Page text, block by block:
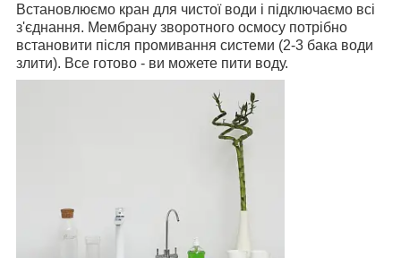
Встановлюємо кран для чистої води і підключаємо всі
з'єднання. Мембрану зворотного осмосу потрібно
встановити після промивання системи (2-3 бака води
злити). Все готово - ви можете пити воду.